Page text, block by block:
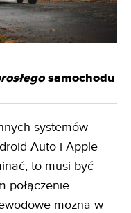
samochodu
systemów
Auto i Apple
to musi być
połączenie
można w